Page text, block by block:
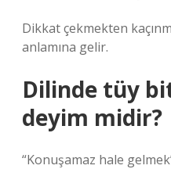
Dikkat çekmekten
anlamına gelir.
Dilinde tüy
deyim midir?
“Konuşamaz hale